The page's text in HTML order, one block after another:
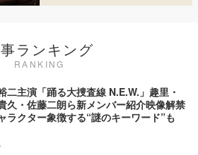
ランキング
RANKING
二主演「踊る大捜査線 N.E.W.」趣里・
久・佐藤二朗ら新メンバー紹介映像解禁
ラクター象徴する“謎のキーワード”も